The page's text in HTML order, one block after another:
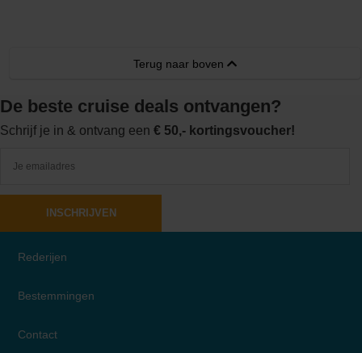
Terug naar boven
De beste cruise deals ontvangen?
Schrijf je in & ontvang een € 50,- kortingsvoucher!
INSCHRIJVEN
Rederijen
Bestemmingen
Contact